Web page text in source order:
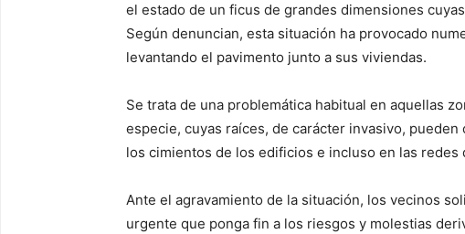
el estado de un ficus de grandes dimensiones
Según denuncian, esta situación ha provocado
levantando el pavimento junto a sus viviendas.
Se trata de una problemática habitual en aquellas
especie, cuyas raíces, de carácter invasivo,
los cimientos de los edificios e incluso en las redes
Ante el agravamiento de la situación, los vecinos
urgente que ponga fin a los riesgos y molestias